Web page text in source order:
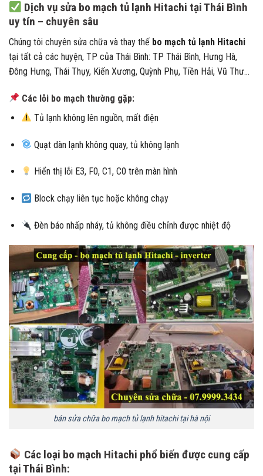
Dịch vụ sửa bo mạch tủ lạnh Hitachi tại Thái Bình
uy tín – chuyên sâu
Chúng tôi chuyên sửa chữa và thay thế bo mạch tủ lạnh Hitachi
tại tất cả các huyện, TP của Thái Bình: TP Thái Bình, Hưng Hà,
Đông Hưng, Thái Thụy, Kiến Xương, Quỳnh Phụ, Tiền Hải, Vũ Thư…
Các lỗi bo mạch thường gặp:
Tủ lạnh không lên nguồn, mất điện
Quạt dàn lạnh không quay, tủ không lạnh
Hiển thị lỗi E3, F0, C1, C0 trên màn hình
Block chạy liên tục hoặc không chạy
Đèn báo nhấp nháy, tủ không điều chỉnh được nhiệt độ
bán sửa chữa bo mạch tủ lạnh hitachi tại hà nội
Các loại bo mạch Hitachi phổ biến được cung cấp
tại Thái Bình: